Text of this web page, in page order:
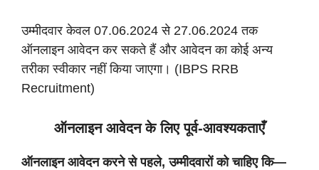
उम्मीदवार केवल 07.06.2024 से 27.06.2024 तक
ऑनलाइन आवेदन कर सकते हैं और आवेदन का कोई अन्य
तरीका स्वीकार नहीं किया जाएगा। (IBPS RRB
Recruitment)
ऑनलाइन आवेदन के लिए पूर्व-आवश्यकताएँ
ऑनलाइन आवेदन करने से पहले, उम्मीदवारों को चाहिए कि—